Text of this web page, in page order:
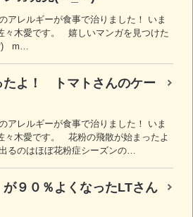
アレルギーが食事で治りました！ いま
々木愛です。 嬉しいマンガを見つけた
m…
たよ！ トマトさんのケー
アレルギーが食事で治りました！ いま
々木愛です。 花粉の飛散が始まったよ
るのはほぼ花粉症シーズンの…
９０％よくなったLTさん